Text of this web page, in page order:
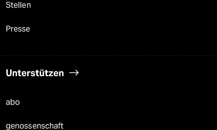
Stellen
Presse
Unterstützen
abo
genossenschaft